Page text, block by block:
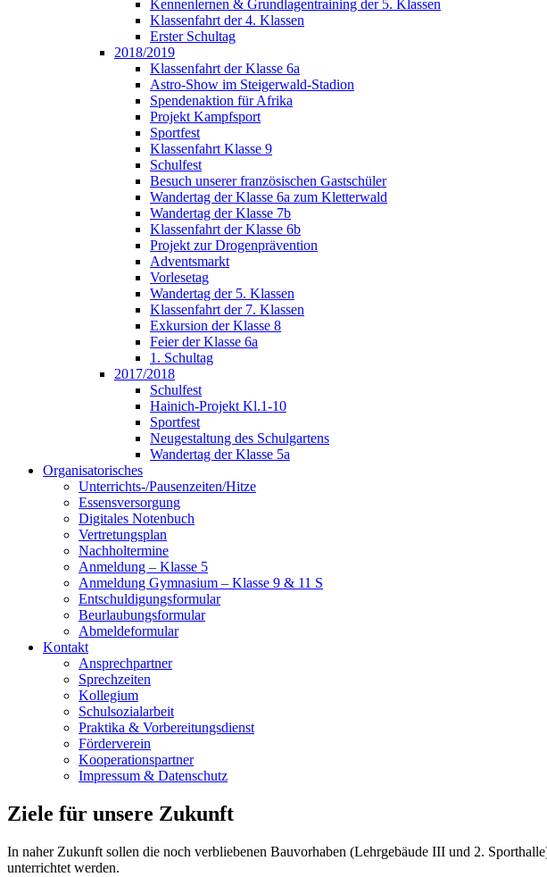
Kennenlernen & Grundlagentraining der 5. Klassen
Klassenfahrt der 4. Klassen
Erster Schultag
2018/2019
Klassenfahrt der Klasse 6a
Astro-Show im Steigerwald-Stadion
Spendenaktion für Afrika
Projekt Kampfsport
Sportfest
Klassenfahrt Klasse 9
Schulfest
Besuch unserer französischen Gastschüler
Wandertag der Klasse 6a zum Kletterwald
Wandertag der Klasse 7b
Klassenfahrt der Klasse 6b
Projekt zur Drogenprävention
Adventsmarkt
Vorlesetag
Wandertag der 5. Klassen
Klassenfahrt der 7. Klassen
Exkursion der Klasse 8
Feier der Klasse 6a
1. Schultag
2017/2018
Schulfest
Hainich-Projekt Kl.1-10
Sportfest
Neugestaltung des Schulgartens
Wandertag der Klasse 5a
Organisatorisches
Unterrichts-/Pausenzeiten/Hitze
Essensversorgung
Digitales Notenbuch
Vertretungsplan
Nachholtermine
Anmeldung – Klasse 5
Anmeldung Gymnasium – Klasse 9 & 11 S
Entschuldigungsformular
Beurlaubungsformular
Abmeldeformular
Kontakt
Ansprechpartner
Sprechzeiten
Kollegium
Schulsozialarbeit
Praktika & Vorbereitungsdienst
Förderverein
Kooperationspartner
Impressum & Datenschutz
Ziele für unsere Zukunft
In naher Zukunft sollen die noch verbliebenen Bauvorhaben (Lehrgebäude III und 2.
unterrichtet werden.